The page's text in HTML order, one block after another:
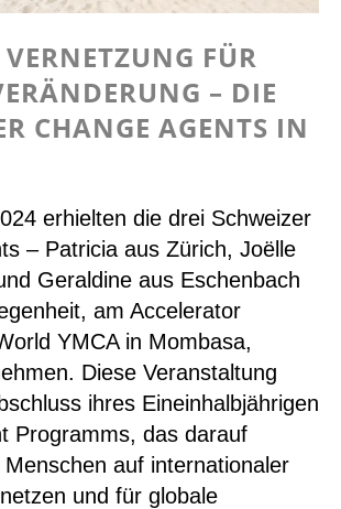
FÜR
– DIE
CHANGE AGENTS IN
erhielten die drei Schweizer
– Patricia aus Zürich, Joëlle
Geraldine aus Eschenbach
am Accelerator
YMCA in Mombasa,
Diese Veranstaltung
ihres Eineinhalbjährigen
Programms, das darauf
auf internationaler
und für globale